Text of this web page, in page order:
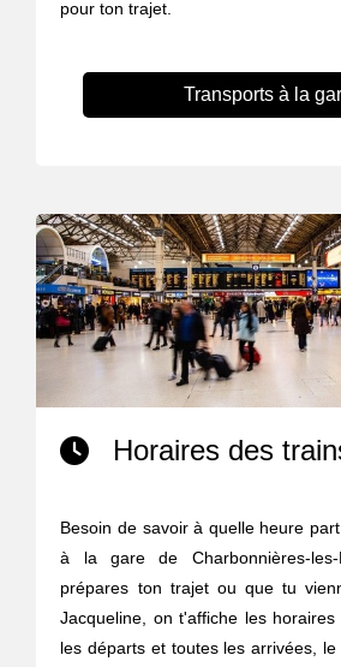
pour ton trajet.
Transports à la
Horaires des
Besoin de savoir à quelle heure
à la gare de Charbonnières-
prépares ton trajet ou que tu
Jacqueline, on t'affiche les
les départs et toutes les arrivées,